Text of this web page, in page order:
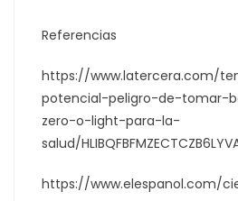
Referencias
https://www.latercera.com/
potencial-peligro-de-tomar-
zero-o-light-para-la-
salud/
https://www.elespanol.com/